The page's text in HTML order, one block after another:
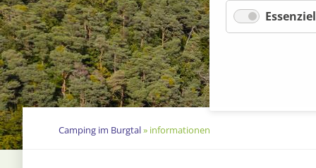
Camping im Burgtal» informationen